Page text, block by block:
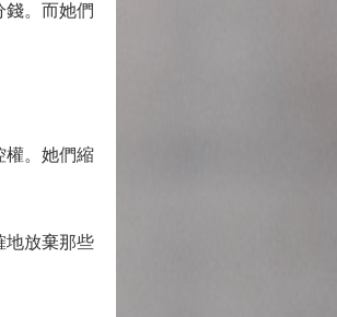
。而她們
。她們縮
放棄那些